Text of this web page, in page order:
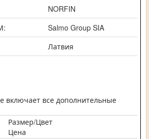
NORFIN
Salmo Group SIA
Латвия
включает все дополнительные
Размер/Цвет
Цена